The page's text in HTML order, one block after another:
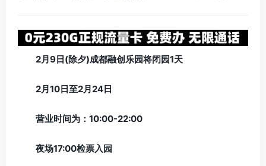
2月9日(除夕)成都融创乐园将闭园1天
2月10日至2月24日
营业时间为：10:00-22:00
夜场17:00检票入园